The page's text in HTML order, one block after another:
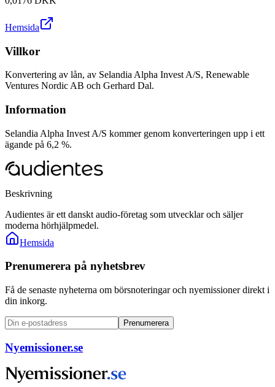
Hemsida
Villkor
Konvertering av lån, av Selandia Alpha Invest A/S, Renewable
Ventures Nordic AB och Gerhard Dal.
Information
Selandia Alpha Invest A/S kommer genom konverteringen upp i ett
ägande på 6,2 %.
Beskrivning
Audientes är ett danskt audio-företag som utvecklar och säljer
moderna hörhjälpmedel.
Hemsida
Prenumerera på nyhetsbrev
Få de senaste nyheterna om börsnoteringar och nyemissioner direkt i
din inkorg.
Prenumerera
Nyemissioner.se